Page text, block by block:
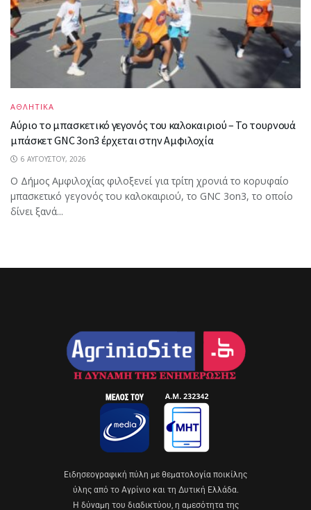
ΑΘΛΗΤΙΚΑ
Αύριο το μπασκετικό γεγονός του καλοκαιριού – Το τουρνουά
μπάσκετ GNC 3on3 έρχεται στην Αμφιλοχία
6 ΑΥΓΟΎΣΤΟΥ, 2026
Ο Δήμος Αμφιλοχίας φιλοξενεί για τρίτη χρονιά το κορυφαίο
μπασκετικό γεγονός του καλοκαιριού, το GNC 3on3, το οποίο
δίνει ξανά...
Eιδησεογραφική πύλη με θεματολογία ποικίλης
ύλης από το Αγρίνιο και τη Δυτική Ελλάδα.
Η δύναμη του διαδικτύου, η αμεσότητα της